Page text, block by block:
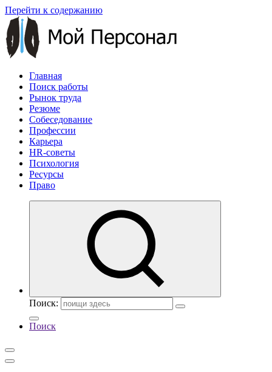
Перейти к содержанию
Главная
Поиск работы
Рынок труда
Резюме
Собеседование
Профессии
Карьера
HR-советы
Психология
Ресурсы
Право
Поиск:
Поиск